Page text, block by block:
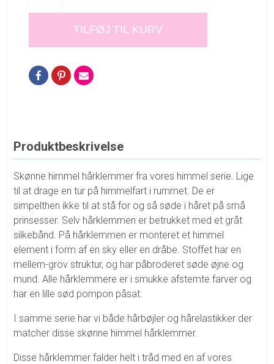
TILFØJ TIL KURV
Produktbeskrivelse
Skønne himmel hårklemmer fra vores himmel serie. Lige
til at drage en tur på himmelfart i rummet. De er
simpelthen ikke til at stå for og så søde i håret på små
prinsesser. Selv hårklemmen er betrukket med et gråt
silkebånd. På hårklemmen er monteret et himmel
element i form af en sky eller en dråbe. Stoffet har en
mellem-grov struktur, og har påbroderet søde øjne og
mund. Alle hårklemmere er i smukke afstemte farver og
har en lille sød pompon påsat.
I samme serie har vi både hårbøjler og hårelastikker der
matcher disse skønne himmel hårklemmer.
Disse hårklemmer falder helt i tråd med en af vores